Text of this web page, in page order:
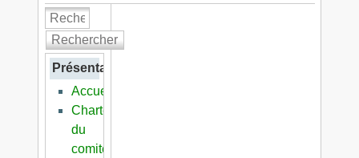
Rechercher
Présentation
Accueil
Charte
du
comité